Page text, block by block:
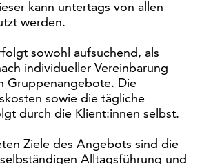
kann untertags von allen
werden.
sowohl aufsuchend, als
individueller Vereinbarung
Gruppenangebote. Die
sowie die tägliche
durch die Klient:innen selbst.
Ziele des Angebots sind die
Alltagsführung und